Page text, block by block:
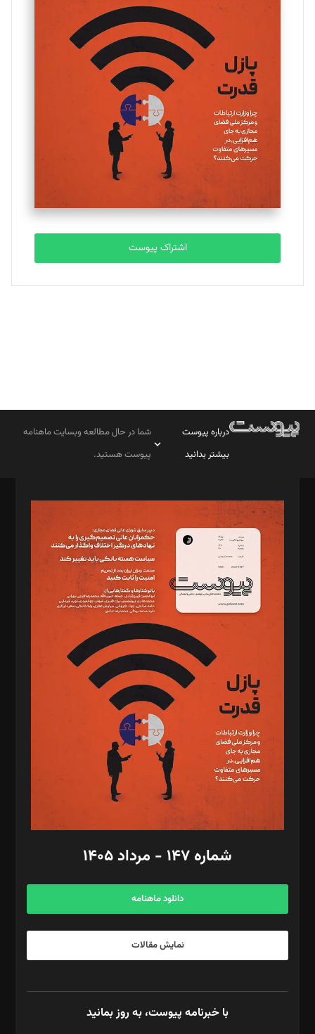
اشتراک پیوست
درباره پیوست
بیشتر بدانید
شما در حال مطالعه وبسایت ماهنامه
پیوست هستید.
مدیر مسئول: محمدباقر اثنی‌عشری
سردبیر: مهرک محمودی
دبیر تحریریه: میثم قاسمی
د‌بیر ناداستان: سمانه سمیع
د‌بیر خدمت و تجارت: ابوالفضل رجبی
د‌بیر حقوق فناوری: حسام‌الدین ایپکچی
د‌بیر پیوست جهان: مینا پاکدل
د‌بیر تحریریه آنلاین: بابک نقاش
تحریریه‌: مجتبی محمود‌ی، آرش برهمند، یسنا امان‌پور، سروش کرمیان،
مصطفی مسجدی آرانی، ابوالفضل رجبی، زهرا فکرانه، فائزه فتحی
رستمی،مصطفی باستان
ویرایش: نگار استاد‌‌آقا
طراح یونیفرم: مجید توکلی
فیلمبرداری و عکاسی: امیر شفیعی، مانی لطفی زاده
گرافیک و صفحه‌آرایی: سید‌سبحان‌علی ثابت
مد‌یر توسعه تجاری: کامبیز برید‌
امور مالی: شاپور رهبری، محمد‌ کاظمی‌نیا
آگهی و مشترکین: ۰۹۱۹۹۹۹۰۴۵۴
شماره ۱۴۷ - مرداد ۱۴۰۵
دانلود ماهنامه
نمایش مقالات
با خبرنامه پیوست، به روز بمانید